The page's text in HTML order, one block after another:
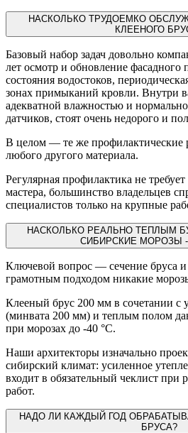
НАСКОЛЬКО ТРУДОЕМКО
КЛЕЕНОГО
Базовый набор задач довольно
лет осмотр и обновление фасадного
состояния водостоков,
зонах примыканий кровли. Внутри
адекватной влажностью и
датчиков, стоят очень недорого и
В целом — те же профилактические
любого другого материала.
Регулярная профилактика не
мастера, большинство владельцев
специалистов только на крупные
НАСКОЛЬКО РЕАЛЬНО ТЕПЛЫМ
СИБИРСКИЕ МОРОЗЫ -
Ключевой вопрос — сечение бруса
грамотным подходом никакие
Клееный брус 200 мм в сочетании с
(минвата 200 мм) и теплым полом
при морозах до -40 °C.
Наши архитекторы изначально
сибирский климат: усиленное
входит в обязательный чеклист при
работ.
НАДО ЛИ КАЖДЫЙ ГОД
БРУСА?